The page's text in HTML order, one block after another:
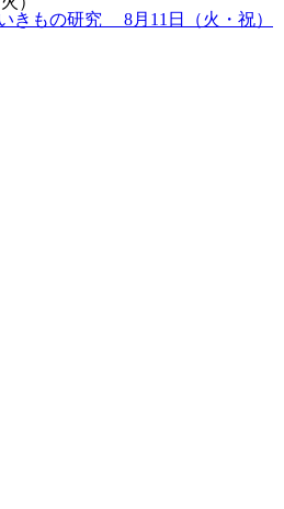
きもの研究 8月11日（火・祝）